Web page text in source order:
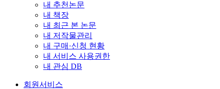
내 추천논문
내 책장
내 최근 본 논문
내 저작물관리
내 구매·신청 현황
내 서비스 사용권한
내 관심 DB
회원서비스